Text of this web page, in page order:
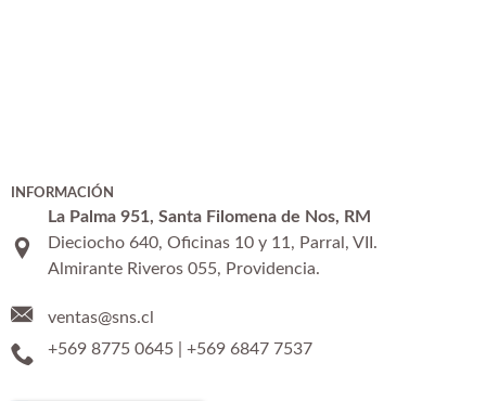
diseño web y posicionamiento web"
Radio Cooperativa Tanda "Conversación
amigos"
POSICIONAMIENTO.CL en Bio Bio Tanda
Google Partners
INFORMACIÓN
La Palma 951, Santa Filomena de Nos, RM
Dieciocho 640, Oficinas 10 y 11, Parral, VII.
Almirante Riveros 055, Providencia.
ventas@sns.cl
+569 8775 0645| +569 6847 7537